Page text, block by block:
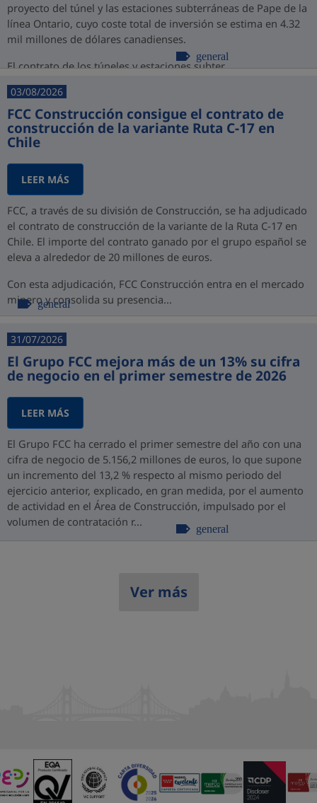
proyecto del túnel y las estaciones subterráneas de Pape de la
línea Ontario, cuyo coste total de inversión se estima en 4.32
mil millones de dólares canadienses.
El contrato de los túneles y estaciones subter...
general
03/08/2026
FCC Construcción consigue el contrato de
construcción de la variante Ruta C-17 en
Chile
LEER MÁS
FCC, a través de su división de Construcción, se ha adjudicado
el contrato de construcción de la variante de la Ruta C-17 en
Chile. El importe del contrato ganado por el grupo español se
eleva a alrededor de 20 millones de euros.
Con esta adjudicación, FCC Construcción entra en el mercado
minero y consolida su presencia...
general
31/07/2026
El Grupo FCC mejora más de un 13% su cifra
de negocio en el primer semestre de 2026
LEER MÁS
El Grupo FCC ha cerrado el primer semestre del año con una
cifra de negocio de 5.156,2 millones de euros, lo que supone
un incremento del 13,2 % respecto al mismo periodo del
ejercicio anterior, explicado, en gran medida, por el aumento
de actividad en el Área de Construcción, impulsado por el
volumen de contratación r...
general
Ver más